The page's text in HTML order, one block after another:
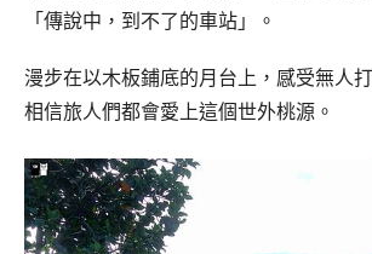
「傳說中，到不了的車站」。
漫步在以木板鋪底的月台上，感受無人
相信旅人們都會愛上這個世外桃源。